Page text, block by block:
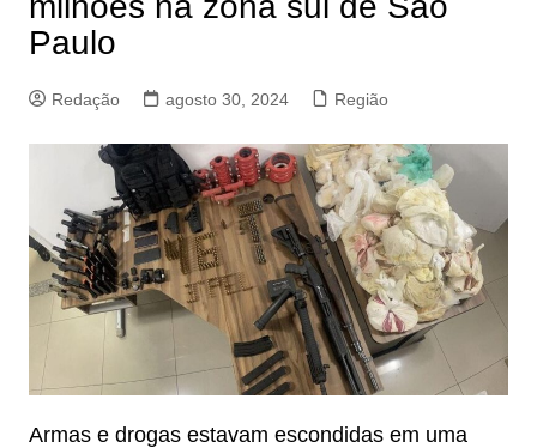
Paulo
Redação agosto 30, 2024 Região
Armas e drogas estavam escondidas em uma